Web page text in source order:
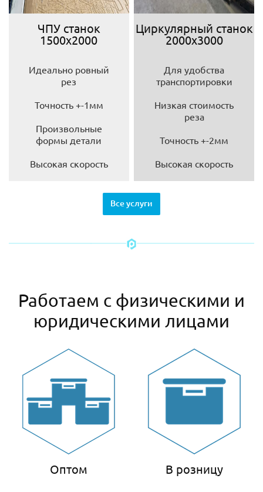
ЧПУ станок
1500х2000
Идеально ровный
рез
Точность +-1мм
Произвольные
формы детали
Высокая скорость
Циркулярный станок
2000х3000
Для удобства
транспортировки
Низкая стоимость
реза
Точность +-2мм
Высокая скорость
Все услуги
Работаем с физическими и
юридическими лицами
Оптом В розницу